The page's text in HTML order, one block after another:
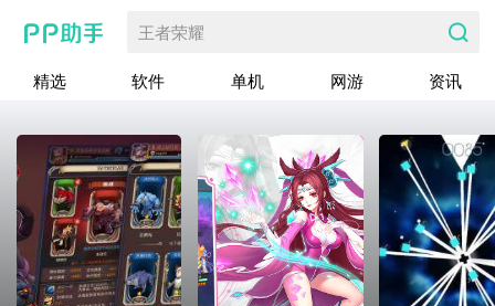
王者荣耀
精选 软件 单机 网游 资讯